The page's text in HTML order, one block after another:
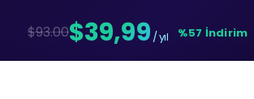
$93.00$39,99 / yıl %57 İndirim